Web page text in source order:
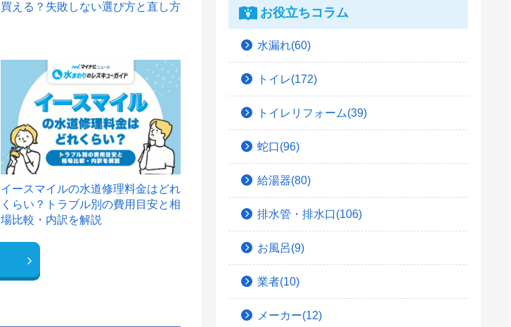
買える？失敗しない選び方と直し方
イースマイルの水道修理料金はどれ
くらい？トラブル別の費用目安と相
場比較・内訳を解説
お役立ちコラム
水漏れ(60)
トイレ(172)
トイレリフォーム(39)
蛇口(96)
給湯器(80)
排水管・排水口(106)
お風呂(9)
業者(10)
メーカー(12)